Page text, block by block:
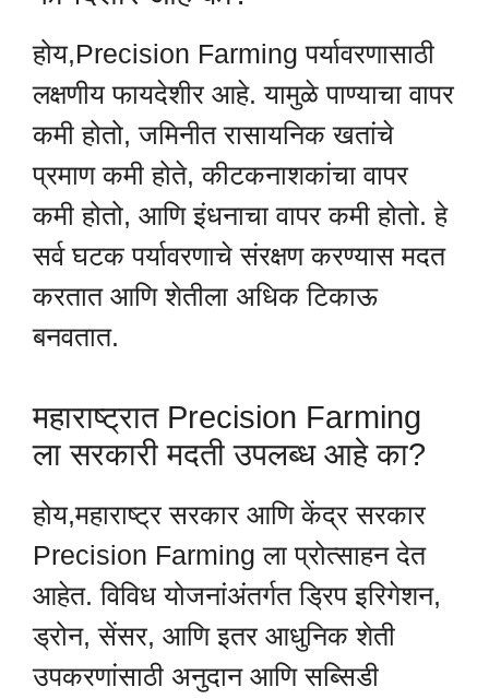
होय,Precision Farming पर्यावरणासाठी
लक्षणीय फायदेशीर आहे. यामुळे पाण्याचा वापर
कमी होतो, जमिनीत रासायनिक खतांचे
प्रमाण कमी होते, कीटकनाशकांचा वापर
कमी होतो, आणि इंधनाचा वापर कमी होतो. हे
सर्व घटक पर्यावरणाचे संरक्षण करण्यास मदत
करतात आणि शेतीला अधिक टिकाऊ
बनवतात.
महाराष्ट्रात Precision Farming
ला सरकारी मदती उपलब्ध आहे का?
होय,महाराष्ट्र सरकार आणि केंद्र सरकार
Precision Farming ला प्रोत्साहन देत
आहेत. विविध योजनांअंतर्गत ड्रिप इरिगेशन,
ड्रोन, सेंसर, आणि इतर आधुनिक शेती
उपकरणांसाठी अनुदान आणि सब्सिडी